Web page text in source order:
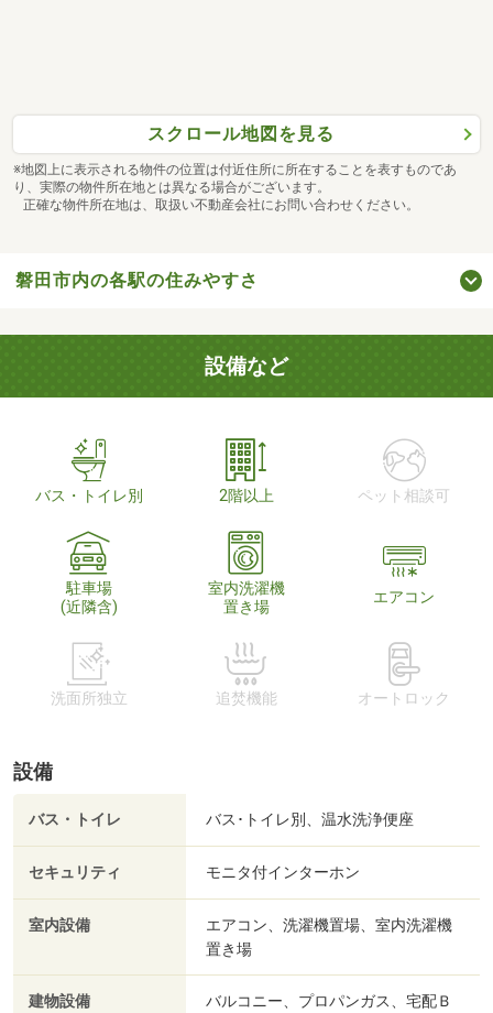
スクロール地図を見る
※地図上に表示される物件の位置は付近住所に所在することを表すものであ
り、実際の物件所在地とは異なる場合がございます。
正確な物件所在地は、取扱い不動産会社にお問い合わせください。
磐田市内の各駅の住みやすさ
設備など
バス・トイレ別 2階以上 ペット相談可
駐車場
(近隣含)
室内洗濯機
置き場
エアコン
洗面所独立 追焚機能 オートロック
設備
バス・トイレ バス･トイレ別、温水洗浄便座
セキュリティ モニタ付インターホン
室内設備
エアコン、洗濯機置場、室内洗濯機
置き場
建物設備
バルコニー、プロパンガス、宅配Ｂ